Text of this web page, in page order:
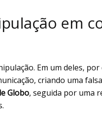
em
Em um deles,
criando uma
Globo, seguida por uma